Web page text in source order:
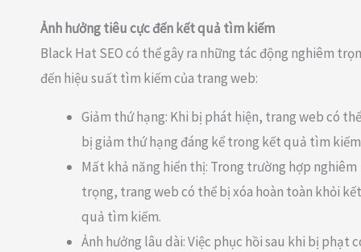
Ảnh hưởng tiêu cực đến kết quả tìm kiếm
Black Hat SEO có thể gây ra những tác động nghiêm
đến hiệu suất tìm kiếm của trang web:
Giảm thứ hạng: Khi bị phát hiện, trang web có thể
bị giảm thứ hạng đáng kể trong kết quả tìm
Mất khả năng hiển thị: Trong trường hợp nghiêm
trọng, trang web có thể bị xóa hoàn toàn khỏi kết
quả tìm kiếm.
Ảnh hưởng lâu dài: Việc phục hồi sau khi bị phạt